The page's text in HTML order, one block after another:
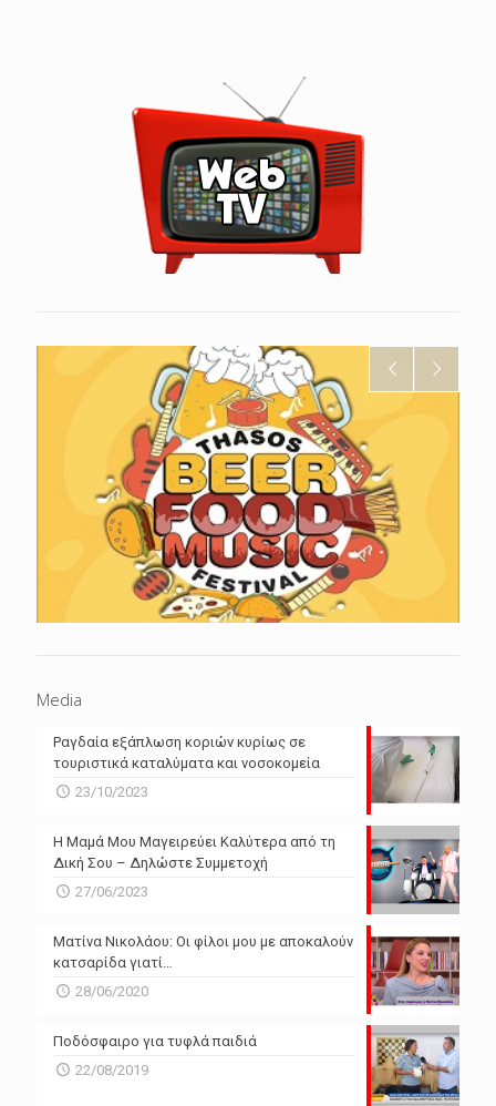
Media
Ραγδαία εξάπλωση κοριών κυρίως σε
τουριστικά καταλύματα και νοσοκομεία
23/10/2023
Η Μαμά Μου Μαγειρεύει Καλύτερα από τη
Δική Σου – Δηλώστε Συμμετοχή
27/06/2023
Ματίνα Νικολάου: Οι φίλοι μου με αποκαλούν
κατσαρίδα γιατί…
28/06/2020
Ποδόσφαιρο για τυφλά παιδιά
22/08/2019